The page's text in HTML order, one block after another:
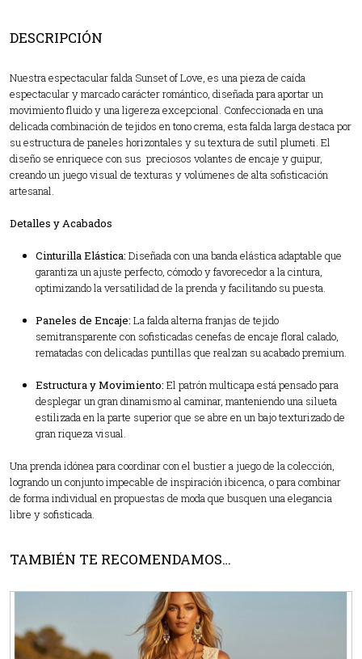
DESCRIPCIÓN
Nuestra espectacular falda Sunset of Love, es una pieza de caída
espectacular y marcado carácter romántico, diseñada para aportar un
movimiento fluido y una ligereza excepcional. Confeccionada en una
delicada combinación de tejidos en tono crema, esta falda larga destaca por
su estructura de paneles horizontales y su textura de sutil plumeti. El
diseño se enriquece con sus preciosos volantes de encaje y guipur,
creando un juego visual de texturas y volúmenes de alta sofisticación
artesanal.
Detalles y Acabados
Cinturilla Elástica: Diseñada con una banda elástica adaptable que
garantiza un ajuste perfecto, cómodo y favorecedor a la cintura,
optimizando la versatilidad de la prenda y facilitando su puesta.
Paneles de Encaje: La falda alterna franjas de tejido
semitransparente con sofisticadas cenefas de encaje floral calado,
rematadas con delicadas puntillas que realzan su acabado premium.
Estructura y Movimiento: El patrón multicapa está pensado para
desplegar un gran dinamismo al caminar, manteniendo una silueta
estilizada en la parte superior que se abre en un bajo texturizado de
gran riqueza visual.
Una prenda idónea para coordinar con el bustier a juego de la colección,
logrando un conjunto impecable de inspiración ibicenca, o para combinar
de forma individual en propuestas de moda que busquen una elegancia
libre y sofisticada.
TAMBIÉN TE RECOMENDAMOS…